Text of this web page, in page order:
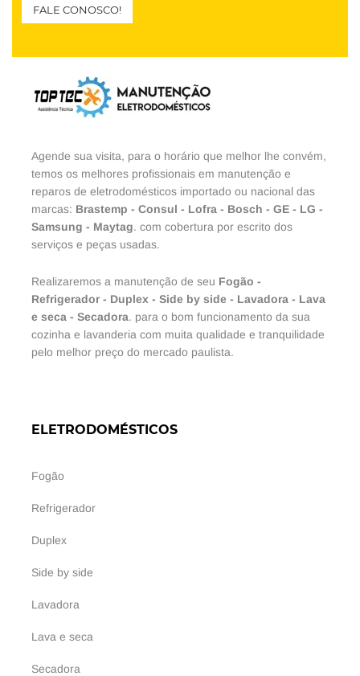
FALE CONOSCO!
Agende sua visita, para o horário que melhor lhe convém,
temos os melhores profissionais em manutenção e
reparos de eletrodomésticos importado ou nacional das
marcas: Brastemp - Consul - Lofra - Bosch - GE - LG -
Samsung - Maytag. com cobertura por escrito dos
serviços e peças usadas.
Realizaremos a manutenção de seu Fogão -
Refrigerador- Duplex - Side by side - Lavadora - Lava
e seca - Secadora. para o bom funcionamento da sua
cozinha e lavanderia com muita qualidade e tranquilidade
pelo melhor preço do mercado paulista.
ELETRODOMÉSTICOS
Fogão
Refrigerador
Duplex
Side by side
Lavadora
Lava e seca
Secadora